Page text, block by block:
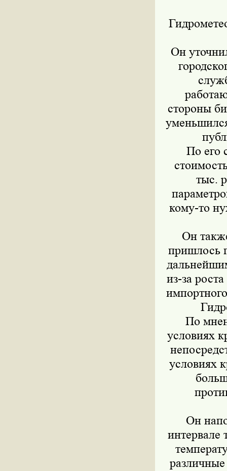
Он
стороны
По его
тыс.
кому-то
Он
пришлось
из-за
По
условиях
условиях
Он
интервале